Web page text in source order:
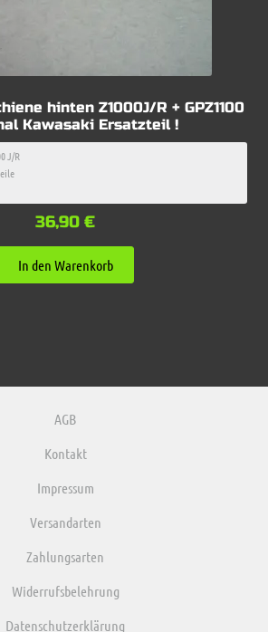
hinten Z1000J/R + GPZ1100
Kawasaki Ersatzteil !
J/R
36,90 €
In den Warenkorb
AGB
Kontakt
Impressum
Versandarten
Zahlungsarten
Widerrufsbelehrung
Datenschutzerklärung